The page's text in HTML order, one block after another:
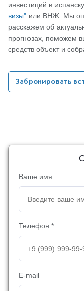
инвестиций в
визы" или ВНЖ. Мы
расскажем об
прогнозах, поможем
средств объект и
Забронировать
Ваше имя
Телефон *
E-mail